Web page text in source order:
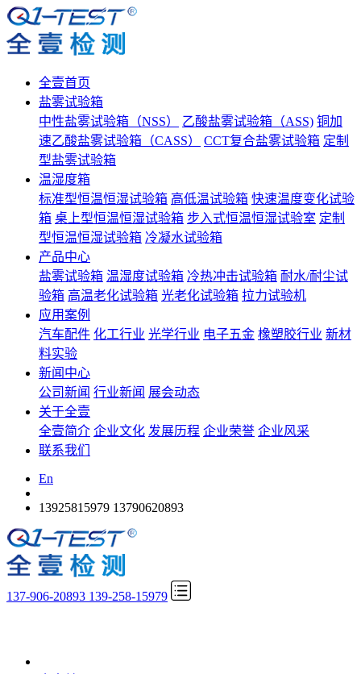
全壹首页
盐雾试验箱
中性盐雾试验箱（NSS）
乙酸盐雾试验箱（ASS) 铜加
速乙酸盐雾试验箱（CASS）
CCT复合盐雾试验箱 定制
型盐雾试验箱
温湿度箱
标准型恒温恒湿试验箱 高低温试验箱 快速温度变化试验
箱 桌上型恒温恒湿试验箱 步入式恒温恒湿试验室 定制
型恒温恒湿试验箱 冷凝水试验箱
产品中心
盐雾试验箱 温湿度试验箱 冷热冲击试验箱 耐水/耐尘试
验箱 高温老化试验箱 光老化试验箱 拉力试验机
应用案例
汽车配件 化工行业 光学行业 电子五金 橡塑胶行业 新材
料实验
新闻中心
公司新闻 行业新闻 展会动态
关于全壹
全壹简介 企业文化 发展历程 企业荣誉 企业风采
联系我们
En
13925815979 13790620893
137-906-20893 139-258-15979